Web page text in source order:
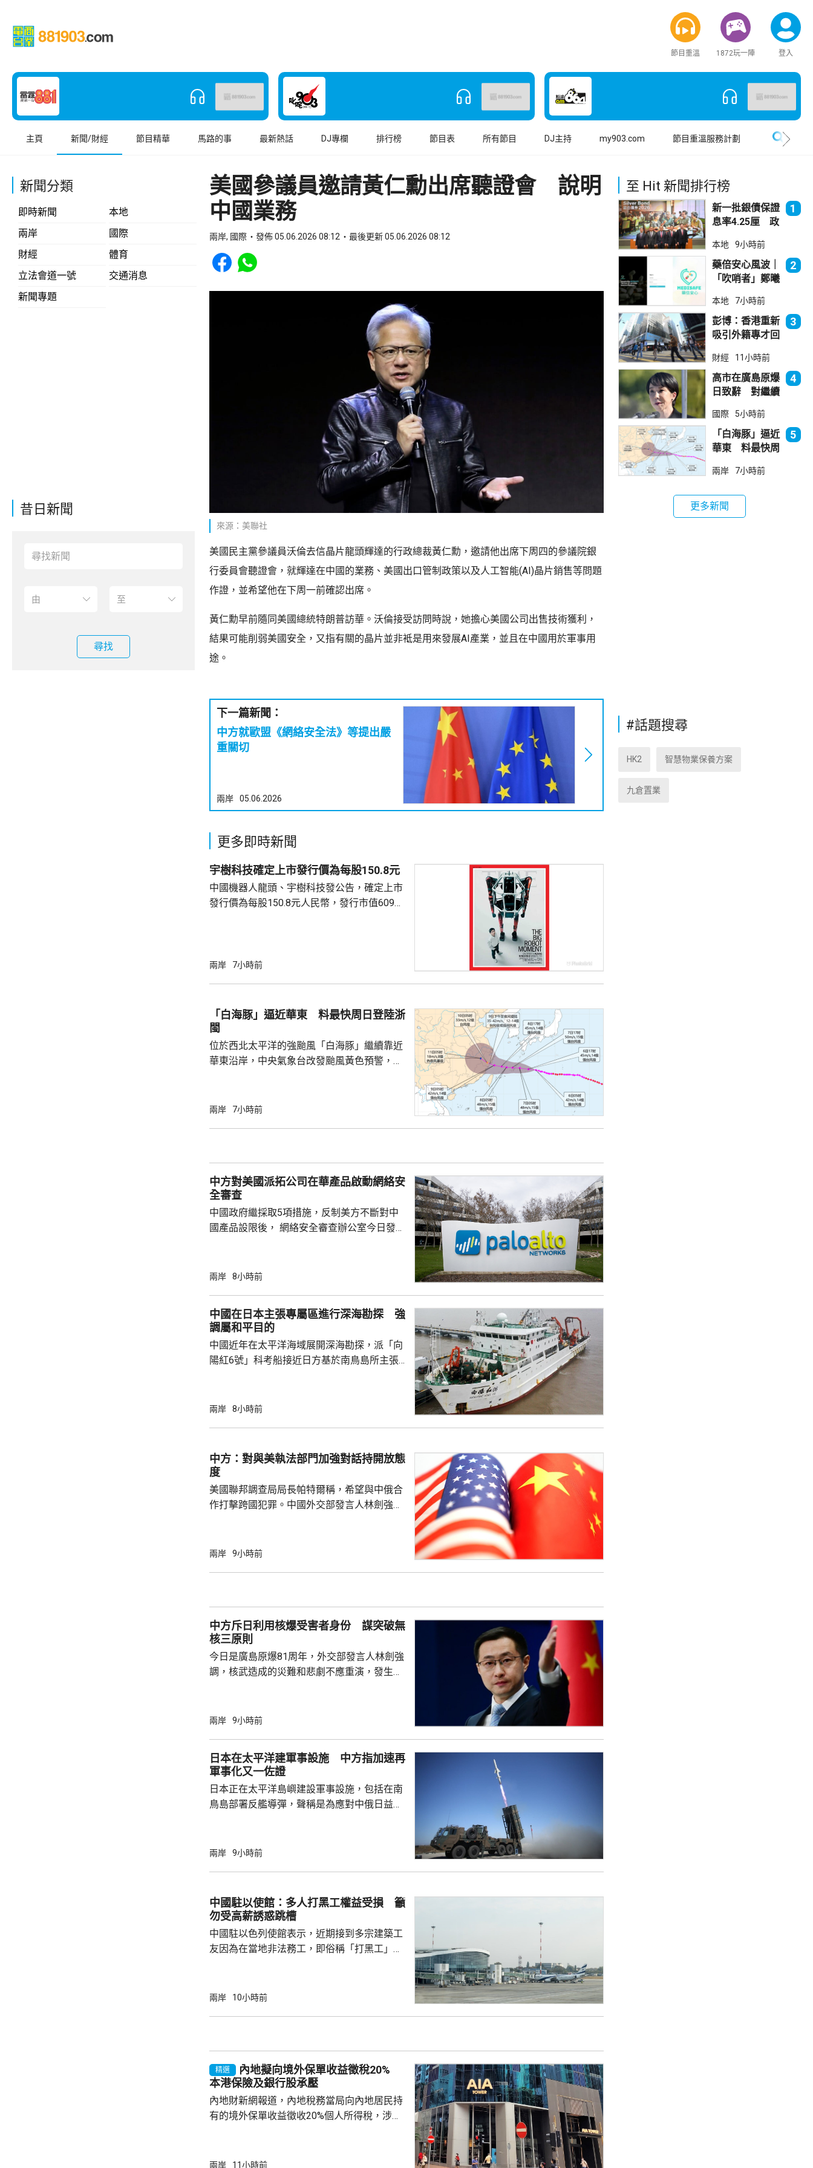
節目重溫 1872玩一陣 登入
主頁 新聞/財經 節目精華 馬路的事 最新熱話 DJ專欄 排行榜 節目表 所有節目 DJ主持 my903.com 節目重溫服務計劃
新聞分類
即時新聞
本地
兩岸
國際
財經
體育
立法會道一號
交通消息
新聞專題
昔日新聞
尋找
美國參議員邀請黃仁勳出席聽證會 說明
中國業務
兩岸, 國際 發佈 05.06.2026 08:12 最後更新 05.06.2026 08:12
Share to Facebook
Share to WhatsApp
來源：美聯社
美國民主黨參議員沃倫去信晶片龍頭輝達的行政總裁黃仁勳，邀請他出席下周四的參議院銀
行委員會聽證會，就輝達在中國的業務、美國出口管制政策以及人工智能(AI)晶片銷售等問題
作證，並希望他在下周一前確認出席。
黃仁勳早前隨同美國總統特朗普訪華。沃倫接受訪問時說，她擔心美國公司出售技術獲利，
結果可能削弱美國安全，又指有關的晶片並非袛是用來發展AI產業，並且在中國用於軍事用
途。
下一篇新聞：
中方就歐盟《網絡安全法》等提出嚴
重關切
兩岸 05.06.2026
更多即時新聞
宇樹科技確定上市發行價為每股150.8元
中國機器人龍頭、宇樹科技發公告，確定上市
發行價為每股150.8元人民幣，發行市值609億
開發行新股4040多萬股，擬發行數量佔發行後
戰略配售數量約為809萬股。發行完成後，宇
樹科技總股本...
兩岸 7小時前
「白海豚」逼近華東 料最快周日登陸浙
閩
位於西北太平洋的強颱風「白海豚」繼續靠近
華東沿岸，中央氣象台改發颱風黃色預警，預
一早上在浙江到福建北部沿岸地區登陸，風力
統結合，可能為北方帶來時間長、範圍大的風
雨影響。國家海洋預報台發布海浪橙...
兩岸 7小時前
中方對美國派拓公司在華產品啟動網絡安
全審查
中國政府繼採取5項措施，反制美方不斷對中
國產品設限後， 網絡安全審查辦公室今日發公
公告指，為保障關鍵信息基礎設施安全穩定運
拓產品實施網絡安全審查。 商務部昨日宣布對
美國採取5項反制措施，包括加強無人機相關
兩用物項對出口管...
兩岸 8小時前
中國在日本主張專屬區進行深海勘探 強
調屬和平目的
中國近年在太平洋海域展開深海勘探，派「向
陽紅6號」科考船接近日方基於南鳥島所主張
林劍回應說，中方開展的海洋科研活動服務是
益。 至於中國航母「遼寧艦」去年6月進入太
平洋區域，林劍強調，中國一貫奉行防禦性國
防政策，中國軍艦在有關海域活動完全符...
兩岸 8小時前
中方：對與美執法部門加強對話持開放態
度
美國聯邦調查局局長帕特爾稱，希望與中俄合
作打擊跨國犯罪。中國外交部發言人林劍強
神，與美方開展執法領域合作。至於雙方是否
兩岸 9小時前
中方斥日利用核爆受害者身份 謀突破無
核三原則
今日是廣島原爆81周年，外交部發言人林劍強
調，核武造成的災難和悲劇不應重演，發生核
右翼勢力長期篡改歷史事實，政治利用「核爆
脫侵略罪責，執政當局近來更企圖整軍擴武，
尋求美國強化對日本的核保護、圖謀突破「無
核三原則」，首相官邸高官甚至叫囂謀...
兩岸 9小時前
日本在太平洋建軍事設施 中方指加速再
軍事化又一佐證
日本正在太平洋島嶼建設軍事設施，包括在南
鳥島部署反艦導彈，聲稱是為應對中俄日益頻
日方停止造謠抹黑，切實反躬自省，認真汲取
行，為亞洲鄰國和世界帶來深重災難，時至今
日不僅拒絕反省歷史，還故技重施，不斷炮製
兩岸 9小時前
中國駐以使館：多人打黑工權益受損 籲
勿受高薪誘惑跳槽
中國駐以色列使館表示，近期接到多宗建築工
友因為在當地非法務工，即俗稱「打黑工」，
政策要求和當地法律規定，簽訂正規勞務合
注以色列方面對「打黑工」行為，正採取越來
越嚴厲的清理整頓和打擊，凡被查處者均會...
兩岸 10小時前
精選
內地擬向境外保單收益徵稅20%
本港保險及銀行股承壓
內地財新網報道，內地稅務當局向內地居民持
有的境外保單收益徵收20%個人所得稅，涉及
施未普遍推行，具體適用範圍有待官方說明。
兩岸 11小時前
至 Hit 新聞排行榜
新一批銀債保證
息率4.25厘 政
吸引力
1
本地 9小時前
藥倍安心風波｜
「吹哨者」鄭曦
進行刑事調查
2
本地 7小時前
彭博：香港重新
吸引外籍專才回
3
財經 11小時前
高市在廣島原爆
日致辭 對繼續
含糊其辭
4
國際 5小時前
「白海豚」逼近
華東 料最快周
5
兩岸 7小時前
更多新聞
#話題搜尋
HK2 智慧物業保養方案
九倉置業